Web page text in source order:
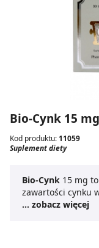
Bio-Cynk 15
Kod produktu: 11059
Suplement diety
Bio-Cynk 15 mg
zawartości cynku
wzmocnienie
odporności.
... zobacz więcej